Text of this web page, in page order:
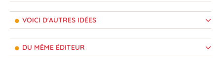
VOICI D'AUTRES IDÉES
DU MÊME ÉDITEUR